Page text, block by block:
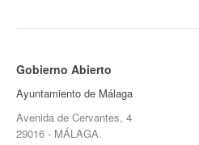
Gobierno Abierto
Ayuntamiento de Málaga
Avenida de Cervantes, 4
29016 - MÁLAGA.